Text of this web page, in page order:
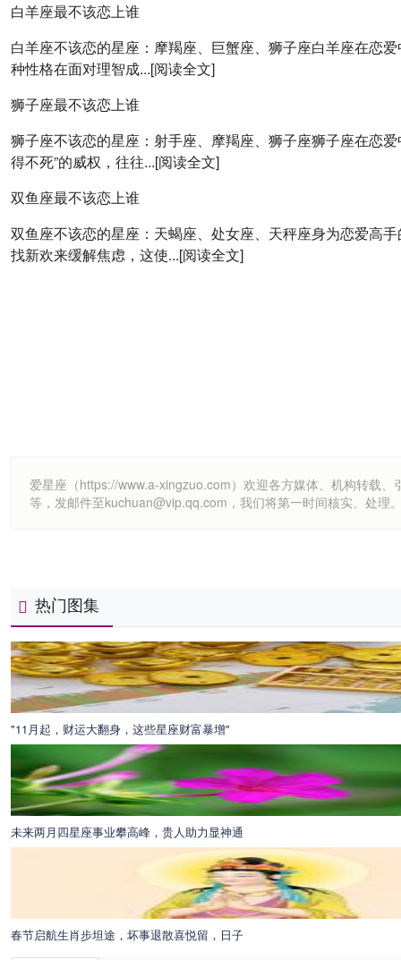
白羊座最不该恋上谁
白羊座不该恋的星座：摩羯座、巨蟹座、狮子座白羊座在恋
种性格在面对理智成...[阅读全文]
狮子座最不该恋上谁
狮子座不该恋的星座：射手座、摩羯座、狮子座狮子座在恋
得不死”的威权，往往...[阅读全文]
双鱼座最不该恋上谁
双鱼座不该恋的星座：天蝎座、处女座、天秤座身为恋爱高
找新欢来缓解焦虑，这使...[阅读全文]
爱星座（https://www.a-xingzuo.com）欢迎各方媒体、机构转载
等，发邮件至kuchuan@vip.qq.com，我们将第一时间核实、处理
热门图集
"11月起，财运大翻身，这些星座财富暴增"
未来两月四星座事业攀高峰，贵人助力显神通
春节启航生肖步坦途，坏事退散喜悦留，日子